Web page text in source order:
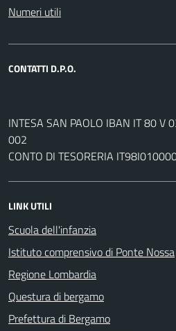
Numeri utili
CONTATTI D.P.O.
INTESA SAN PAOLO IBAN IT 80
002
CONTO DI TESORERIA
LINK UTILI
Scuola dell'infanzia
Istituto comprensivo di Ponte Nossa
Regione Lombardia
Questura di bergamo
Prefettura di Bergamo